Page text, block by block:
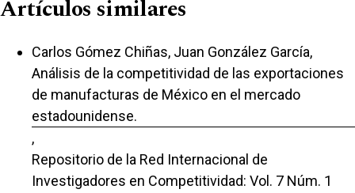
Artículos similares
Carlos Gómez Chiñas, Juan González García,
Análisis de la competitividad de las exportaciones
de manufacturas de México en el mercado
estadounidense.
,
Repositorio de la Red Internacional de
Investigadores en Competitividad: Vol. 7 Núm. 1